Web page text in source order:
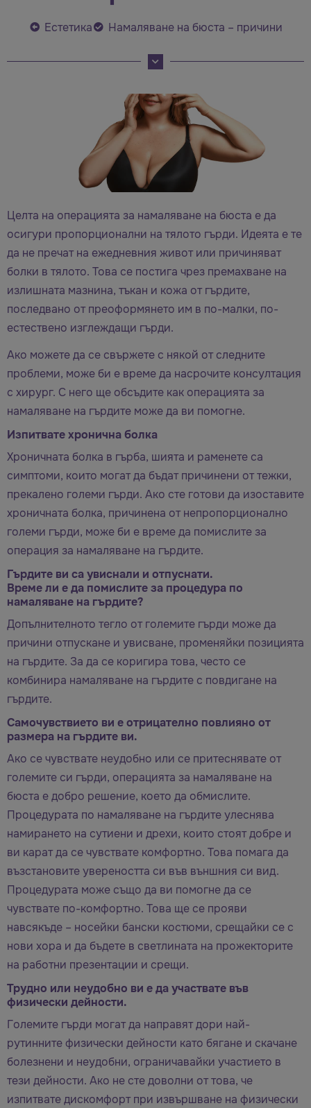
Естетика Намаляване на бюста – причини
Целта на операцията за намаляване на бюста е да
осигури пропорционални на тялото гърди. Идеята е те
да не пречат на ежедневния живот или причиняват
болки в тялото. Това се постига чрез премахване на
излишната мазнина, тъкан и кожа от гърдите,
последвано от преоформянето им в по-малки, по-
естествено изглеждащи гърди.
Ако можете да се свържете с някой от следните
проблеми, може би е време да насрочите консултация
с хирург. С него ще обсъдите как операцията за
намаляване на гърдите може да ви помогне.
Изпитвате хронична болка
Хроничната болка в гърба, шията и раменете са
симптоми, които могат да бъдат причинени от тежки,
прекалено големи гърди. Ако сте готови да изоставите
хроничната болка, причинена от непропорционално
големи гърди, може би е време да помислите за
операция за намаляване на гърдите.
Гърдите ви са увиснали и отпуснати.
Време ли е да помислите за процедура по
намаляване на гърдите?
Допълнителното тегло от големите гърди може да
причини отпускане и увисване, променяйки позицията
на гърдите. За да се коригира това, често се
комбинира намаляване на гърдите с повдигане на
гърдите.
Самочувствието ви е отрицателно повлияно от
размера на гърдите ви.
Ако се чувствате неудобно или се притеснявате от
големите си гърди, операцията за намаляване на
бюста е добро решение, което да обмислите.
Процедурата по намаляване на гърдите улеснява
намирането на сутиени и дрехи, които стоят добре и
ви карат да се чувствате комфортно. Това помага да
възстановите увереността си във външния си вид.
Процедурата може също да ви помогне да се
чувствате по-комфортно. Това ще се прояви
навсякъде – носейки бански костюми, срещайки се с
нови хора и да бъдете в светлината на прожекторите
на работни презентации и срещи.
Трудно или неудобно ви е да участвате във
физически дейности.
Големите гърди могат да направят дори най-
рутинните физически дейности като бягане и скачане
болезнени и неудобни, ограничавайки участието в
тези дейности. Ако не сте доволни от това, че
изпитвате дискомфорт при извършване на физически